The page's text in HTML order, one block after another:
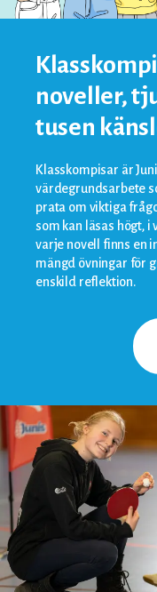
noveller,
tusen
Klasskompisar är
värdegrundsarbete
prata om viktiga
som kan läsas högt, i
varje novell finns en
mängd övningar för
enskild reflektion.